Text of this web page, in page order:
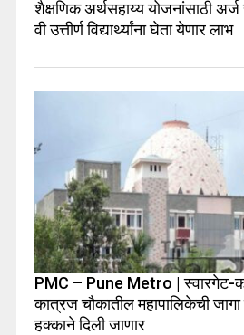
शैक्षणिक अर्थसहाय्य योजनांसाठी
वी उत्तीर्ण विद्यार्थ्यांना घेता येणार लाभ
PMC – Pune Metro | स्वारगेट-
कात्रज चौकातील महापालिकेची
हक्काने दिली जाणार